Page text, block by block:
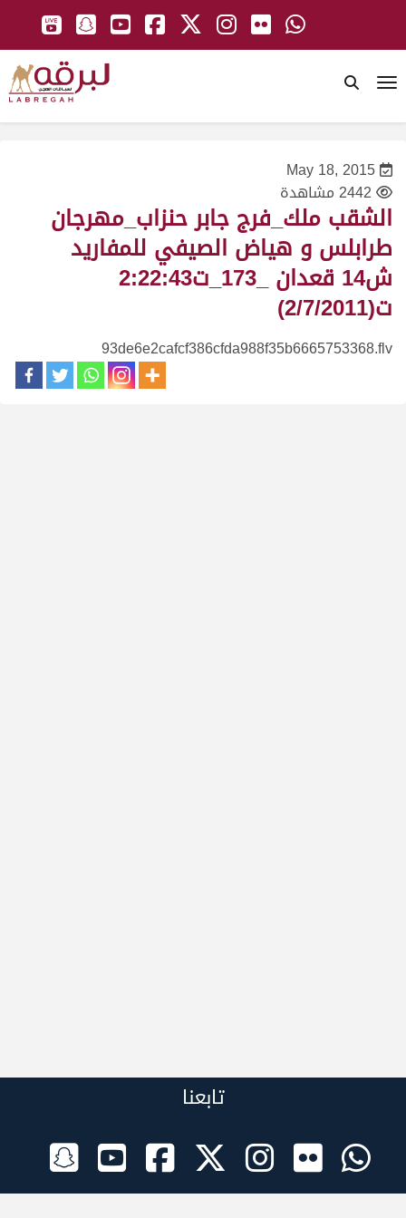
May 18, 2015
2442 مشاهدة
الشقب ملك_فرج جابر حنزاب_مهرجان
طرابلس و هياض الصيفي للمفاريد
ش14 قعدان _173_ت2:22:43
ت(2/7/2011)
93de6e2cafcf386cfda988f35b6665753368.flv
تابعنا